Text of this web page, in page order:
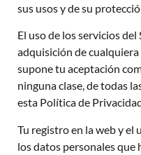
sus usos y de su
El uso de los servicios
adquisición de
supone tu aceptación
ninguna clase, de todas
esta Política de
Tu registro en la web y el
los datos personales